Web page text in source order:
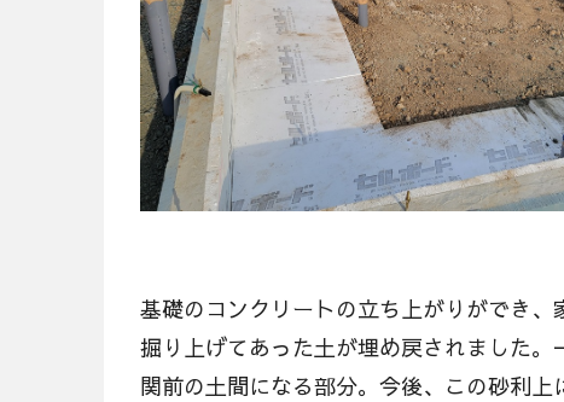
基礎のコンクリートの立ち上がりができ、
掘り上げてあった土が埋め戻されました
関前の土間になる部分。今後、この砂利上